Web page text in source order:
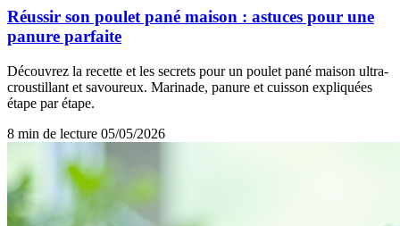
Réussir son poulet pané maison : astuces pour une
panure parfaite
Découvrez la recette et les secrets pour un poulet pané maison ultra-
croustillant et savoureux. Marinade, panure et cuisson expliquées
étape par étape.
8 min de lecture 05/05/2026